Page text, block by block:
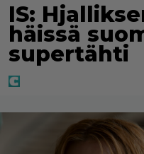
IS:
häissä
supertähti